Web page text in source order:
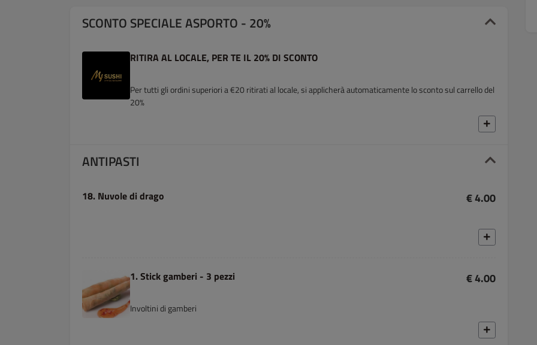
SCONTO SPECIALE ASPORTO - 20%
RITIRA AL LOCALE, PER TE IL 20% DI SCONTO
Per tutti gli ordini superiori a €20 ritirati al locale, si applicherà automaticamente lo sconto sul carrello del
20%
ANTIPASTI
18. Nuvole di drago € 4.00
1. Stick gamberi - 3 pezzi € 4.00
Involtini di gamberi